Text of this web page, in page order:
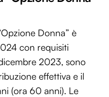
Donna” è
con requisiti
2023, sono
effettiva e il
(ora 60 anni). Le